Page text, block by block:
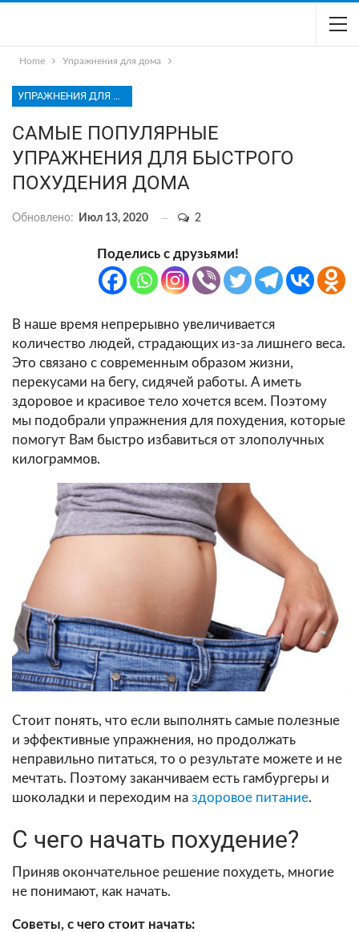
Home Упражнения для дома
УПРАЖНЕНИЯ ДЛЯ ДОМА
САМЫЕ ПОПУЛЯРНЫЕ
УПРАЖНЕНИЯ ДЛЯ БЫСТРОГО
ПОХУДЕНИЯ ДОМА
Обновлено: Июл 13, 2020 2
Поделись с друзьями!
В наше время непрерывно увеличивается
количество людей, страдающих из-за лишнего веса.
Это связано с современным образом жизни,
перекусами на бегу, сидячей работы. А иметь
здоровое и красивое тело хочется всем. Поэтому
мы подобрали упражнения для похудения, которые
помогут Вам быстро избавиться от злополучных
килограммов.
Стоит понять, что если выполнять самые полезные
и эффективные упражнения, но продолжать
неправильно питаться, то о результате можете и не
мечтать. Поэтому заканчиваем есть гамбургеры и
шоколадки и переходим на здоровое питание.
С чего начать похудение?
Приняв окончательное решение похудеть, многие
не понимают, как начать.
Советы, с чего стоит начать: